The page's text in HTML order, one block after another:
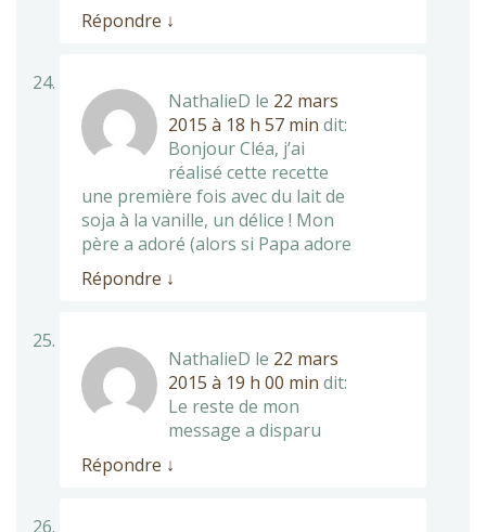
Répondre ↓
NathalieD le 22 mars
2015 à 18 h 57 min dit:
Bonjour Cléa, j’ai
réalisé cette recette
une première fois avec du lait de
soja à la vanille, un délice ! Mon
père a adoré (alors si Papa adore
Répondre ↓
NathalieD le 22 mars
2015 à 19 h 00 min dit:
Le reste de mon
message a disparu
Répondre ↓